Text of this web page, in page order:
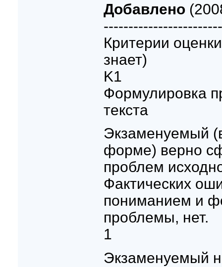
Добавлено
Критерии
знает)
K1
Формулировка
текста
Экзаменуемый
форме) верно
проблем
Фактических
пониманием и
проблемы, нет.
1
Экзаменуемый